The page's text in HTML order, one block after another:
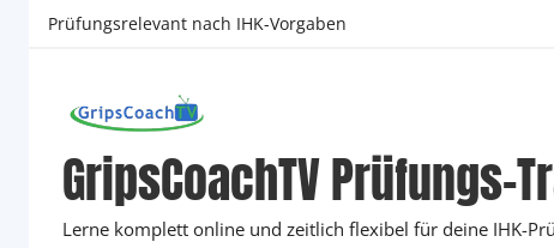
Zum
Prüfungsrelevant nach IHK-Vorgaben
GripsCoachTV Prüfungs-
Lerne komplett online und zeitlich flexibel für deine IHK-